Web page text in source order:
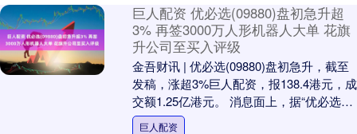
巨人配资 优必选(09880)盘初急升超
3% 再签3000万人形机器人大单 花旗
升公司至买入评级
金吾财讯 | 优必选(09880)盘初急升，截至
发稿，涨超3%巨人配资，报138.4港元，成
交额1.25亿港元。 消息面上，据“优必选科
技”公众号消息，日前，优....
巨人配资